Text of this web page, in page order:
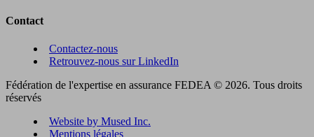
Contact
Contactez-nous
Retrouvez-nous sur LinkedIn
Fédération de l'expertise en assurance FEDEA © 2026. Tous droits
réservés
Website by Mused Inc.
Mentions légales